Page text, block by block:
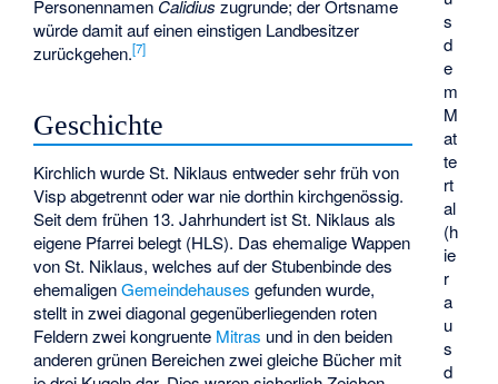
s
d
e
m
M
at
te
rt
al
(h
ie
r
a
u
s
d
Personennamen Calidius zugrunde; der Ortsname
würde damit auf einen einstigen Landbesitzer
zurückgehen.[7]
Geschichte
Kirchlich wurde St. Niklaus entweder sehr früh von
Visp abgetrennt oder war nie dorthin kirchgenössig.
Seit dem frühen 13. Jahrhundert ist St. Niklaus als
eigene Pfarrei belegt (HLS). Das ehemalige Wappen
von St. Niklaus, welches auf der Stubenbinde des
ehemaligenGemeindehauses gefunden wurde,
stellt in zwei diagonal gegenüberliegenden roten
Feldern zwei kongruente Mitras und in den beiden
anderen grünen Bereichen zwei gleiche Bücher mit